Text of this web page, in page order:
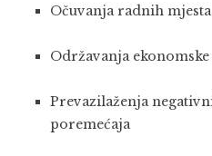
Očuvanja radnih mjesta
Održavanja
Prevazilaženja
poremećaja